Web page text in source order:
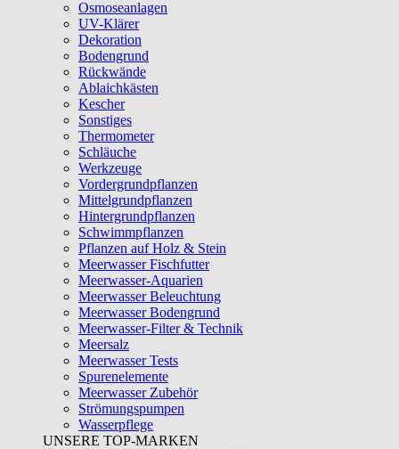
Osmoseanlagen
UV-Klärer
Dekoration
Bodengrund
Rückwände
Ablaichkästen
Kescher
Sonstiges
Thermometer
Schläuche
Werkzeuge
Vordergrundpflanzen
Mittelgrundpflanzen
Hintergrundpflanzen
Schwimmpflanzen
Pflanzen auf Holz & Stein
Meerwasser Fischfutter
Meerwasser-Aquarien
Meerwasser Beleuchtung
Meerwasser Bodengrund
Meerwasser-Filter & Technik
Meersalz
Meerwasser Tests
Spurenelemente
Meerwasser Zubehör
Strömungspumpen
Wasserpflege
UNSERE TOP-MARKEN